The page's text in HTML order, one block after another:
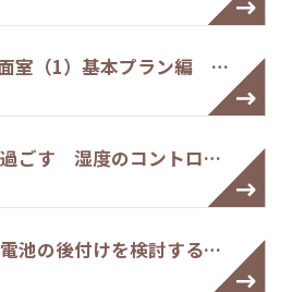
室（1）基本プラン編 …
ごす 湿度のコントロ…
池の後付けを検討する…